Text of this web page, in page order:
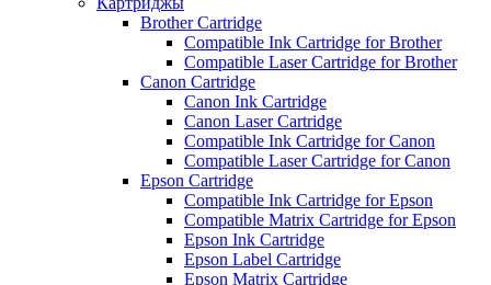
Brother Cartridge
Compatible Ink Cartridge for Brother
Compatible Laser Cartridge for Brother
Canon Cartridge
Canon Ink Cartridge
Canon Laser Cartridge
Compatible Ink Cartridge for Canon
Compatible Laser Cartridge for Canon
Epson Cartridge
Compatible Ink Cartridge for Epson
Compatible Matrix Cartridge for Epson
Epson Ink Cartridge
Epson Label Cartridge
Epson Matrix Cartridge